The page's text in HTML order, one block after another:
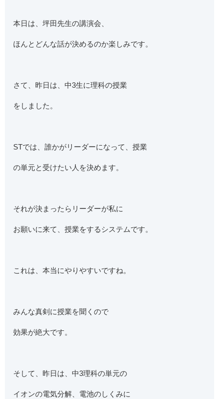
本日は、坪田先生の講演会、
ほんとどんな話が決めるのか楽しみです。
さて、昨日は、中3生に理科の授業
をしました。
STでは、誰かがリーダーになって、授業
の単元と受けたい人を決めます。
それが決まったらリーダーが私に
お願いに来て、授業をするシステムです。
これは、本当にやりやすいですね。
みんな真剣に授業を聞くので
効果が絶大です。
そして、昨日は、中3理科の単元の
イオンの電気分解、電池のしくみに